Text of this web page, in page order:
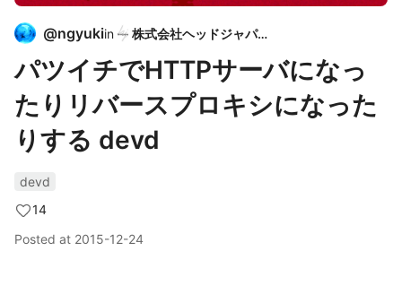
@ngyukiin 株式会社ヘッドジャパン
パツイチでHTTPサーバになっ
たりリバースプロキシになった
りする devd
devd
14
Posted at 2015-12-24